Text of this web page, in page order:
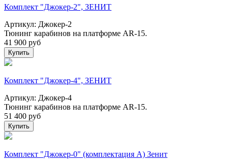
Комплект "Джокер-2", ЗЕНИТ
Артикул: Джокер-2
Тюнинг карабинов на платформе AR-15.
41 900 руб
Купить
Комплект "Джокер-4", ЗЕНИТ
Артикул: Джокер-4
Тюнинг карабинов на платформе AR-15.
51 400 руб
Купить
Комплект "Джокер-0" (комплектация А) Зенит